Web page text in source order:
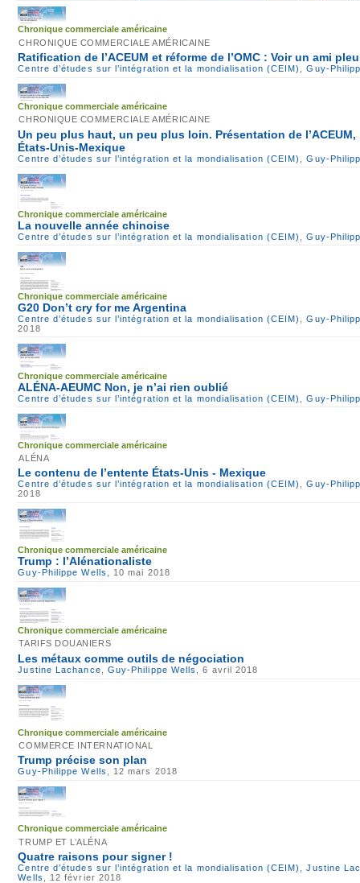
Chronique commerciale américaine
CHRONIQUE COMMERCIALE AMÉRICAINE
Ratification de l’ACEUM et réforme de l’OMC : Voir un ami
Centre d’études sur l’intégration et la mondialisation (CEIM) ,Guy-
Chronique commerciale américaine
CHRONIQUE COMMERCIALE AMÉRICAINE
Un peu plus haut, un peu plus loin. Présentation de l’ACEUM,
États-Unis-Mexique
Centre d’études sur l’intégration et la mondialisation (CEIM) ,Guy-
Chronique commerciale américaine
La nouvelle année chinoise
Centre d’études sur l’intégration et la mondialisation (CEIM) ,Guy-
Chronique commerciale américaine
G20 Don’t cry for me Argentina
Centre d’études sur l’intégration et la mondialisation (CEIM) ,Guy-
2018
Chronique commerciale américaine
ALÉNA-AEUMC Non, je n’ai rien oublié
Centre d’études sur l’intégration et la mondialisation (CEIM) ,Guy-
Chronique commerciale américaine
ALÉNA
Le contenu de l’entente États-Unis - Mexique
Centre d’études sur l’intégration et la mondialisation (CEIM) ,Guy-
2018
Chronique commerciale américaine
Trump : l’Alénationaliste
Guy-Philippe Wells , 10 mai 2018
Chronique commerciale américaine
TARIFS DOUANIERS
Les métaux comme outils de négociation
Justine Lachance Guy-Philippe Wells , 6 avril 2018
Chronique commerciale américaine
COMMERCE INTERNATIONAL
Trump précise son plan
Guy-Philippe Wells , 12 mars 2018
Chronique commerciale américaine
TRUMP ET L’ALÉNA
Quatre raisons pour signer !
Centre d’études sur l’intégration et la mondialisation (CEIM) ,Justine
Wells
, 12 février 2018